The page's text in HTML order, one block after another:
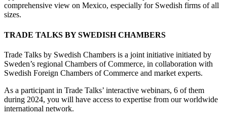
comprehensive view on Mexico, especially for Swedish firms of all
sizes.
TRADE TALKS BY SWEDISH CHAMBERS
Trade Talks by Swedish Chambers is a joint initiative initiated by
Sweden’s regional Chambers of Commerce, in collaboration with
Swedish Foreign Chambers of Commerce and market experts.
As a participant in Trade Talks’ interactive webinars, 6 of them
during 2024, you will have access to expertise from our worldwide
international network.